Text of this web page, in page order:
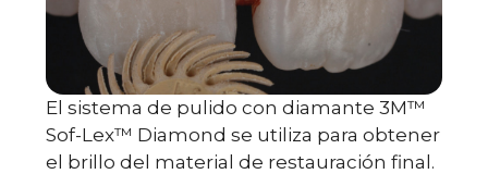
El sistema de pulido con diamante 3M™
Sof-Lex™ Diamond se utiliza para obtener
el brillo del material de restauración final.